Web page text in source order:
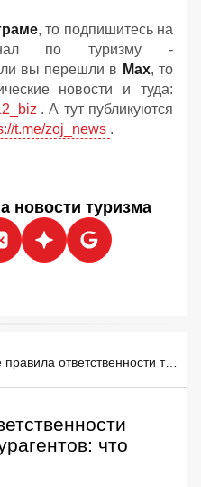
, то подпишитесь на
по туризму -
вы перешли в Мах, то
новости и туда:
. А тут публикуются
t.me/zoj_news .
новости туризма
Новые правила ответственности туроператоров и турагентов: что изменится
что